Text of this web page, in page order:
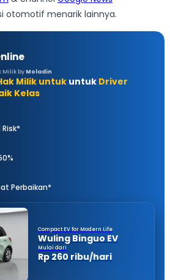
otomotif menarik lainnya.
Milik by Moladin
Milik untuk untuk Driver
Kelas
Risk*
Perbaikan*
Compact EV for Modern Life
Wuling Binguo EV
Mulai dari
Rp 260 ribu/hari